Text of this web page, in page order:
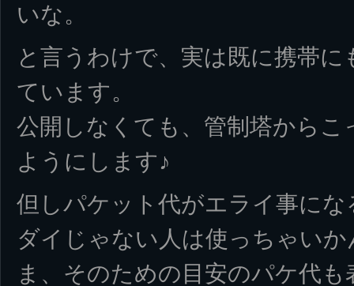
いな。
と言うわけで、実は既に携帯
ています。
公開しなくても、管制塔から
ようにします♪
但しパケット代がエライ事に
ダイじゃない人は使っちゃい
ま、そのための目安のパケ代